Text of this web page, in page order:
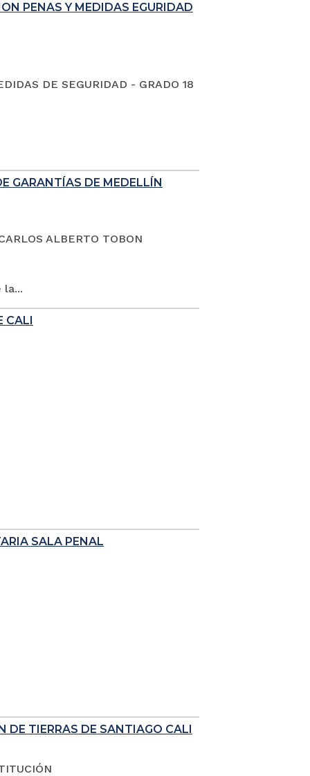
PENAS Y MEDIDAS EGURIDAD
DE SEGURIDAD - GRADO 18
GARANTÍAS DE MEDELLÍN
ALBERTO TOBON
la...
CALI
SALA PENAL
DE TIERRAS DE SANTIAGO CALI